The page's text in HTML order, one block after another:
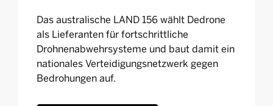
Das australische LAND 156 wählt Dedrone
als Lieferanten für fortschrittliche
Drohnenabwehrsysteme und baut damit ein
nationales Verteidigungsnetzwerk gegen
Bedrohungen auf.